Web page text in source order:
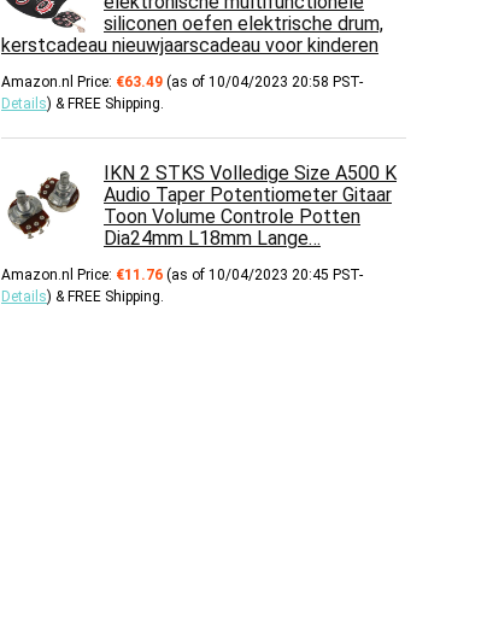
siliconen oefen elektrische drum,
kerstcadeau nieuwjaarscadeau voor kinderen
Amazon.nl Price: €63.49 (as of 10/04/2023 20:58 PST-
Details) & FREE Shipping.
IKN 2 STKS Volledige Size A500 K
Audio Taper Potentiometer Gitaar
Toon Volume Controle Potten
Dia24mm L18mm Lange…
Amazon.nl Price: €11.76 (as of 10/04/2023 20:45 PST-
Details) & FREE Shipping.